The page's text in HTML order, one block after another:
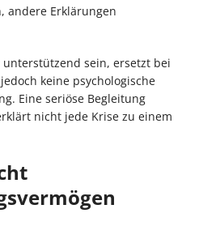
andere Erklärungen
sein, ersetzt bei
keine psychologische
Eine seriöse Begleitung
nicht jede Krise zu einem